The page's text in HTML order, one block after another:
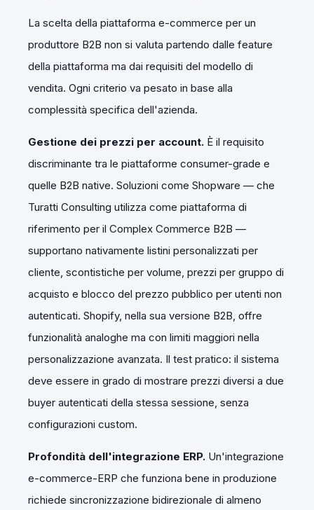
La scelta della piattaforma e-commerce per un
produttore B2B non si valuta partendo dalle feature
della piattaforma ma dai requisiti del modello di
vendita. Ogni criterio va pesato in base alla
complessità specifica dell'azienda.
Gestione dei prezzi per account. È il requisito
discriminante tra le piattaforme consumer-grade e
quelle B2B native. Soluzioni come Shopware — che
Turatti Consulting utilizza come piattaforma di
riferimento per il Complex Commerce B2B —
supportano nativamente listini personalizzati per
cliente, scontistiche per volume, prezzi per gruppo di
acquisto e blocco del prezzo pubblico per utenti non
autenticati. Shopify, nella sua versione B2B, offre
funzionalità analoghe ma con limiti maggiori nella
personalizzazione avanzata. Il test pratico: il sistema
deve essere in grado di mostrare prezzi diversi a due
buyer autenticati della stessa sessione, senza
configurazioni custom.
Profondità dell'integrazione ERP. Un'integrazione
e-commerce-ERP che funziona bene in produzione
richiede sincronizzazione bidirezionale di almeno